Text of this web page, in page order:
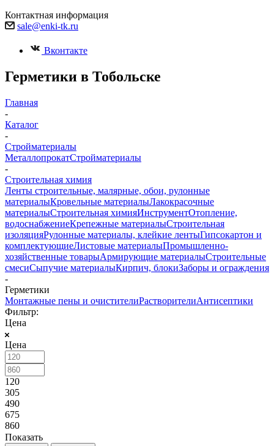
Контактная информация
sale@enki-tk.ru
Вконтакте
Герметики в Тобольске
Главная
-
Каталог
-
Стройматериалы
МеталлопрокатСтройматериалы
-
Строительная химия
Ленты строительные, малярные, обои, рулонные
материалыКровельные материалыЛакокрасочные
материалыСтроительная химияИнструментОтопление,
водоснабжениеКрепежные материалыСтроительная
изоляцияРулонные материалы, клейкие лентыГипсокартон и
комплектующиеЛистовые материалыПромышленно-
хозяйственные товарыАрмирующие материалыСтроительные
смесиСыпучие материалыКирпич, блокиЗаборы и ограждения
-
Герметики
Монтажные пены и очистителиРастворителиАнтисептики
Фильтр:
Цена
Цена
120
305
490
675
860
Показать